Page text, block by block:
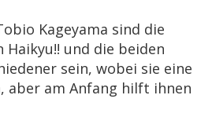
Kageyama sind die
und die beiden
sein, wobei sie eine
aber am Anfang hilft ihnen